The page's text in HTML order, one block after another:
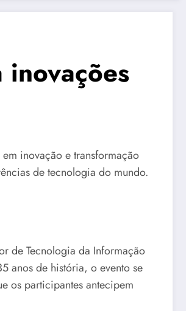
inovação e transformação
de tecnologia do mundo.
de Tecnologia da Informação
anos de história, o evento se
os participantes antecipem